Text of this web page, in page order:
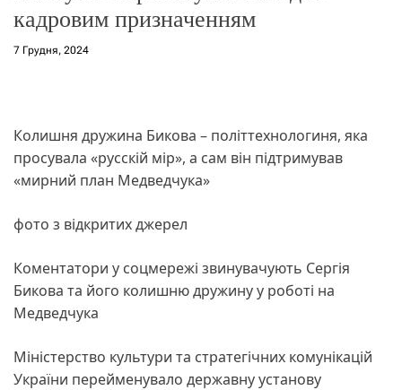
кадровим призначенням
7 Грудня, 2024
Колишня дружина Бикова – політтехнологиня, яка
просувала «русскій мір», а сам він підтримував
«мирний план Медведчука»
фото з відкритих джерел
Коментатори у соцмережі звинувачують Сергія
Бикова та його колишню дружину у роботі на
Медведчука
Міністерство культури та стратегічних комунікацій
України перейменувало державну установу